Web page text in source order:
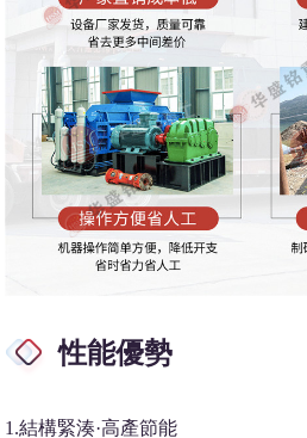
性能優勢
1.結構緊湊·高產節能